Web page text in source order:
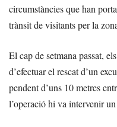
circumstàncies que han
trànsit de visitants per la
El cap de setmana passat,
d’efectuar el rescat d’un
pendent d’uns 10 metres
l’operació hi va intervenir